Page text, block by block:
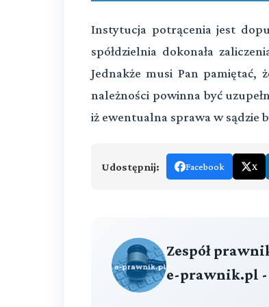
Instytucja potrącenia jest
spółdzielnia dokonała
Jednakże musi Pan pamiętać,
należności powinna być
iż ewentualna sprawa w sądzie
Udostępnij: Facebook X
Zespół
e-prawnik.pl -